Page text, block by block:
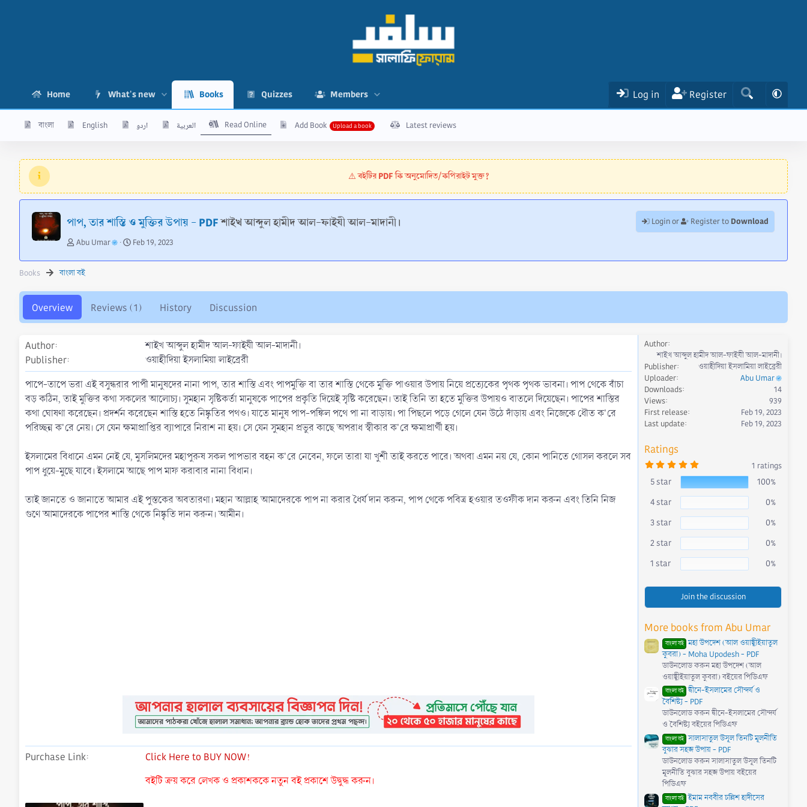
Home What's new Books Quizzes Members Log in Register
বাংলা English اردو العربية Read Online Add Book Latest reviews
⚠️বইটির PDF কি অনুমোদিত/কপিরাইট মুক্ত?
পাপ, তার শাস্তি ও মুক্তির উপায় - PDFশাইখ আব্দুল হামীদ আল-ফাইযী আল-মাদানী। Login or Register to Download
A
t
h
Abu Umar
C
e
o
n
Feb 19, 2023
Books বাংলা বই
Overview Reviews (1) History Discussion
Author
শাইখ আব্দুল হামীদ আল-ফাইযী আল-মাদানী।
Publisher
ওয়াহীদিয়া ইসলামিয়া লাইব্রেরী
পাপে-তাপে ভরা এই বসুন্ধরার পাপী মানুষদের নানা পাপ, তার শাস্তি এবং পাপমুক্তি বা তার শাস্তি থেকে মুক্তি পাওয়ার উপায় নিয়ে প্রত্যেকের পৃথক পৃথক ভাবনা। পাপ থেকে বাঁচা
বড় কঠিন, তাই মুক্তির কথা সকলের আলোচ্য। সুমহান সৃষ্টিকর্তা মানুষকে পাপের প্রকৃতি দিয়েই সৃষ্টি করেছেন। তাই তিনি তা হতে মুক্তির উপায়ও বাতলে দিয়েছেন। পাপের শাস্তির
কথা ঘোষণা করেছেন। প্রদর্শন করেছেন শাস্তি হতে নিষ্কৃতির পথও। যাতে মানুষ পাপ-পঙ্কিল পথে পা না বাড়ায়। পা পিছলে পড়ে গেলে যেন উঠে দাঁড়ায় এবং নিজেকে ধৌত ক'রে
পরিচ্ছন্ন ক'রে নেয়। সে যেন ক্ষমাপ্রাপ্তির ব্যাপারে নিরাশ না হয়। সে যেন সুমহান প্রভুর কাছে অপরাধ স্বীকার ক'রে ক্ষমাপ্রার্থী হয়।
ইসলামের বিধানে এমন নেই যে, মুসলিমদের মহাপুরুষ সকল পাপভার বহন ক'রে নেবেন, ফলে তারা যা খুশী তাই করতে পারে। অথবা এমন নয় যে, কোন পানিতে গোসল করলে সব
পাপ ধুয়ে-মুছে যাবে। ইসলামে আছে পাপ মাফ করাবার নানা বিধান।
তাই জানতে ও জানাতে আমার এই পুস্তকের অবতারণা। মহান আল্লাহ আমাদেরকে পাপ না করার ধৈর্য দান করুন, পাপ থেকে পবিত্র হওয়ার তওফীক দান করুন এবং তিনি নিজ
গুণে আমাদেরকে পাপের শাস্তি থেকে নিষ্কৃতি দান করুন। আমীন।
Purchase Link
Click Here to BUY NOW!
বইটি ক্রয় করে লেখক ও প্রকাশককে নতুন বই প্রকাশে উদ্বুদ্ধ করুন।
Author
শাইখ আব্দুল হামীদ আল-ফাইযী আল-মাদানী।
Publisher
ওয়াহীদিয়া ইসলামিয়া লাইব্রেরী
Uploader
Abu Umar
Downloads
14
Views
939
First release
Feb 19, 2023
Last update
Feb 19, 2023
Ratings
5
0
0
s
a
r
1 ratings
5 star
100%
4 star
0%
3 star
0%
2 star
0%
1 star
0%
Join the discussion
More books from Abu Umar
বাংলা বই মহা উপদেশ (আল ওয়াছ্বীইয়াতুল
কুবরা) - Moha Upodesh - PDF
ডাউনলোড করুন মহা উপদেশ (আল
ওয়াছ্বীইয়াতুল কুবরা) বইয়ের পিডিএফ
বাংলা বই দ্বীনে-ইসলামের সৌন্দর্য ও
বৈশিষ্ট্য - PDF
ডাউনলোড করুন দ্বীনে-ইসলামের সৌন্দর্য
ও বৈশিষ্ট্য বইয়ের পিডিএফ
বাংলা বই সালাসাতুল উসূল তিনটি মূলনীতি
বুঝার সহজ উপায় - PDF
ডাউনলোড করুন সালাসাতুল উসূল তিনটি
মূলনীতি বুঝার সহজ উপায় বইয়ের
পিডিএফ
বাংলা বই ইমাম নববীর চল্লিশ হাদীসের